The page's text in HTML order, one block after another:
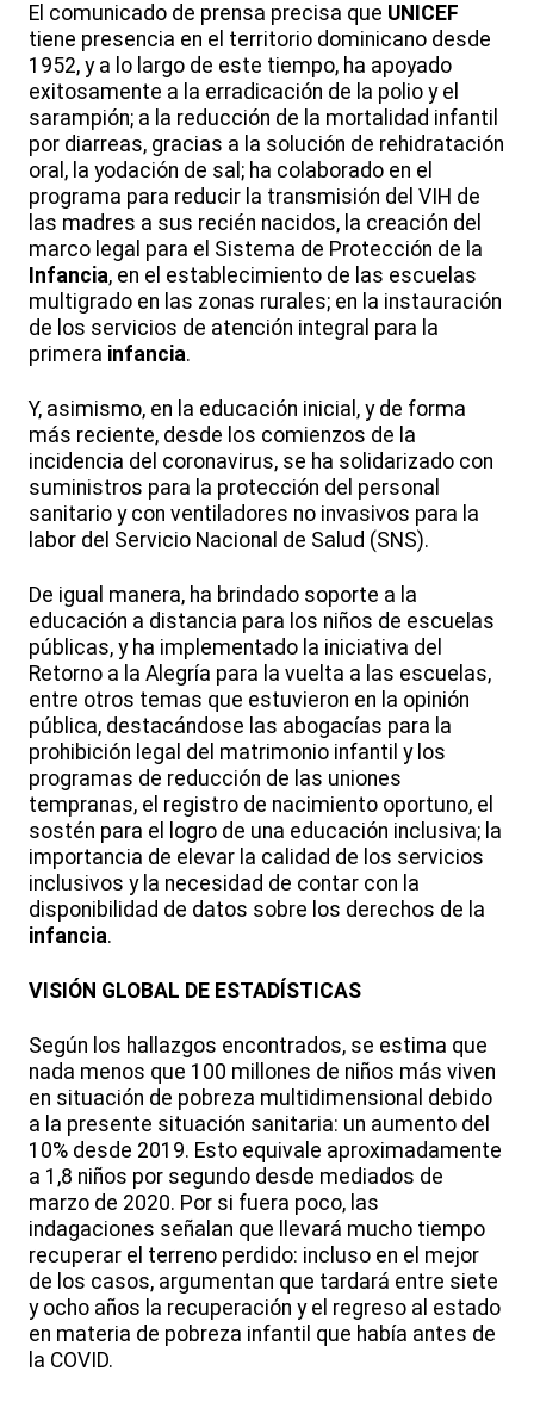
El comunicado de prensa precisa que UNICEF
tiene presencia en el territorio dominicano desde
1952, y a lo largo de este tiempo, ha apoyado
exitosamente a la erradicación de la polio y el
sarampión; a la reducción de la mortalidad infantil
por diarreas, gracias a la solución de rehidratación
oral, la yodación de sal; ha colaborado en el
programa para reducir la transmisión del VIH de
las madres a sus recién nacidos, la creación del
marco legal para el Sistema de Protección de la
Infancia, en el establecimiento de las escuelas
multigrado en las zonas rurales; en la instauración
de los servicios de atención integral para la
primera infancia.
Y, asimismo, en la educación inicial, y de forma
más reciente, desde los comienzos de la
incidencia del coronavirus, se ha solidarizado con
suministros para la protección del personal
sanitario y con ventiladores no invasivos para la
labor del Servicio Nacional de Salud (SNS).
De igual manera, ha brindado soporte a la
educación a distancia para los niños de escuelas
públicas, y ha implementado la iniciativa del
Retorno a la Alegría para la vuelta a las escuelas,
entre otros temas que estuvieron en la opinión
pública, destacándose las abogacías para la
prohibición legal del matrimonio infantil y los
programas de reducción de las uniones
tempranas, el registro de nacimiento oportuno, el
sostén para el logro de una educación inclusiva; la
importancia de elevar la calidad de los servicios
inclusivos y la necesidad de contar con la
disponibilidad de datos sobre los derechos de la
infancia.
VISIÓN GLOBAL DE ESTADÍSTICAS
Según los hallazgos encontrados, se estima que
nada menos que 100 millones de niños más viven
en situación de pobreza multidimensional debido
a la presente situación sanitaria: un aumento del
10% desde 2019. Esto equivale aproximadamente
a 1,8 niños por segundo desde mediados de
marzo de 2020. Por si fuera poco, las
indagaciones señalan que llevará mucho tiempo
recuperar el terreno perdido: incluso en el mejor
de los casos, argumentan que tardará entre siete
y ocho años la recuperación y el regreso al estado
en materia de pobreza infantil que había antes de
la COVID.